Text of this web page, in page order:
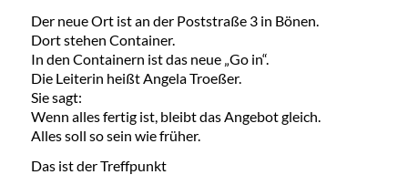
Der neue Ort ist an der Poststraße 3 in Bönen.
Dort stehen Container.
In den Containern ist das neue „Go in“.
Die Leiterin heißt Angela Troeßer.
Sie sagt:
Wenn alles fertig ist, bleibt das Angebot gleich.
Alles soll so sein wie früher.
Das ist der Treffpunkt